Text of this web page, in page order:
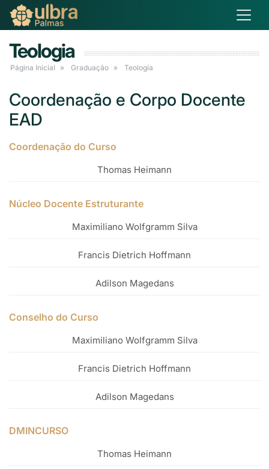
Teologia
Página Inicial Graduação Teologia
Coordenação e Corpo Docente
EAD
Coordenação do Curso
Thomas Heimann
Núcleo Docente Estruturante
Maximiliano Wolfgramm Silva
Francis Dietrich Hoffmann
Adilson Magedans
Conselho do Curso
Maximiliano Wolfgramm Silva
Francis Dietrich Hoffmann
Adilson Magedans
DMINCURSO
Thomas Heimann